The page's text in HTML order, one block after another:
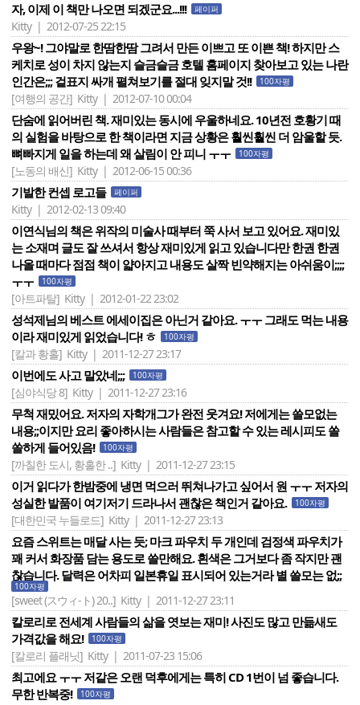
자, 이제 이 책만 나오면 되겠군요...!!! 페이퍼
Kitty | 2012-07-25 22:15
우왕~! 그야말로 한땀한땀 그려서 만든 이쁘고 또 이쁜 책! 하지만 스
케치로 성이 차지 않는지 슬금슬금 호텔 홈페이지 찾아보고 있는 나란
인간은;;; 겉표지 싸개 펼쳐보기를 절대 잊지말 것!!
100자평
[여행의 공간] Kitty | 2012-07-10 00:04
단숨에 읽어버린 책. 재미있는 동시에 우울하네요. 10년전 호황기 때
의 실험을 바탕으로 한 책이라면 지금 상황은 훨씬훨씬 더 암울할 듯.
뼈빠지게 일을 하는데 왜 살림이 안 피니 ㅜㅜ
100자평
[노동의 배신] Kitty | 2012-06-15 00:36
기발한 컨셉 로고들 페이퍼
Kitty | 2012-02-13 09:40
이연식님의 책은 위작의 미술사 때부터 쭉 사서 보고 있어요. 재미있
는 소재며 글도 잘 쓰셔서 항상 재미있게 읽고 있습니다만 한권 한권
나올 때마다 점점 책이 얇아지고 내용도 살짝 빈약해지는 아쉬움이;;;;
ㅜㅜ
100자평
[아트파탈] Kitty | 2012-01-22 23:02
성석제님의 베스트 에세이집은 아닌거 같아요. ㅜㅜ 그래도 먹는 내용
이라 재미있게 읽었습니다! ㅎ
100자평
[칼과 황홀] Kitty | 2011-12-27 23:17
이번에도 사고 말았네;;; 100자평
[심야식당 8] Kitty | 2011-12-27 23:16
무척 재밌어요. 저자의 자학개그가 완전 웃겨요! 저에게는 쓸모없는
내용;;이지만 요리 좋아하시는 사람들은 참고할 수 있는 레시피도 쏠
쏠하게 들어있음!
100자평
[까칠한 도시, 황홀한 ..] Kitty | 2011-12-27 23:15
이거 읽다가 한밤중에 냉면 먹으러 뛰쳐나가고 싶어서 원 ㅜㅜ 저자의
성실한 발품이 여기저기 드라나서 괜찮은 책인거 같아요.
100자평
[대한민국 누들로드] Kitty | 2011-12-27 23:13
요즘 스위트는 매달 사는 듯; 마크 파우치 두 개인데 검정색 파우치가
꽤 커서 화장품 담는 용도로 쓸만해요. 흰색은 그거보다 좀 작지만 괜
찮습니다. 달력은 어차피 일본휴일 표시되어 있는거라 별 쓸모는 없;;
100자평
[sweet (スウィ-ト) 20..] Kitty | 2011-12-27 23:11
칼로리로 전세계 사람들의 삶을 엿보는 재미! 사진도 많고 만듦새도
가격값을 해요!
100자평
[칼로리 플래닛] Kitty | 2011-07-23 15:06
최고에요 ㅜㅜ 저같은 오랜 덕후에게는 특히 CD 1번이 넘 좋습니다.
무한 반복중!
100자평